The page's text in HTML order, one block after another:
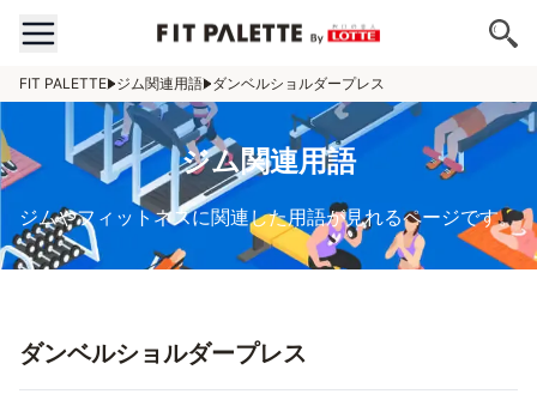
FIT PALETTE ジム関連用語 ダンベルショルダープレス
ジム関連用語
ジムやフィットネスに関連した用語が見れるページです。
ダンベルショルダープレス